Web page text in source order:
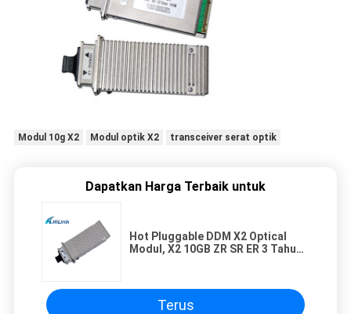
Modul 10g X2 Modul optik X2 transceiver serat optik
Dapatkan Harga Terbaik untuk
Hot Pluggable DDM X2 Optical
Modul, X2 10GB ZR SR ER 3 Tahun
Terus